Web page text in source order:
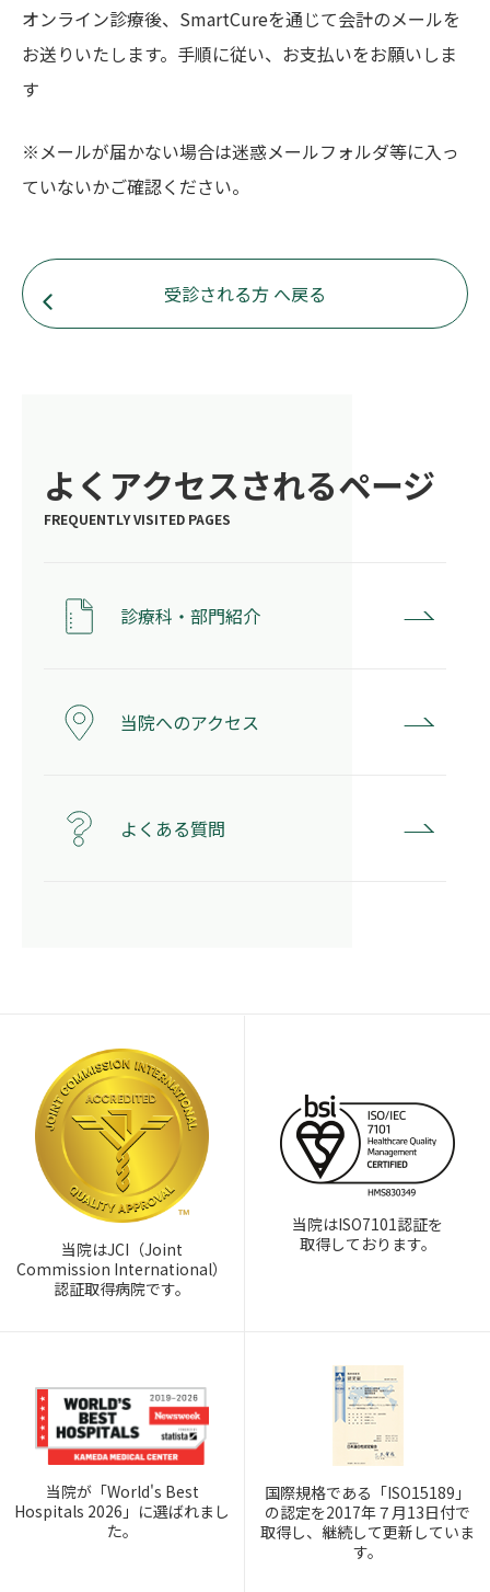
オンライン診療後、SmartCureを通じて会計のメールを
お送りいたします。手順に従い、お支払いをお願いしま
す
※メールが届かない場合は迷惑メールフォルダ等に入っ
ていないかご確認ください。
受診される方 へ戻る
よくアクセスされるページ
診療科・部門紹介
当院へのアクセス
よくある質問
当院はJCI（Joint
Commission International）
認証取得病院です。
当院はISO7101認証を
取得しております。
当院が「World's Best
Hospitals 2026」に選ばれまし
た。
国際規格である「ISO15189」
の認定を2017年７月13日付で
取得し、継続して更新していま
す。